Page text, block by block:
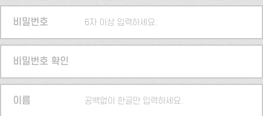
비밀번호 6자 이상 입력하세요.
비밀번호 확인
이름 공백없이 한글만 입력하세요.